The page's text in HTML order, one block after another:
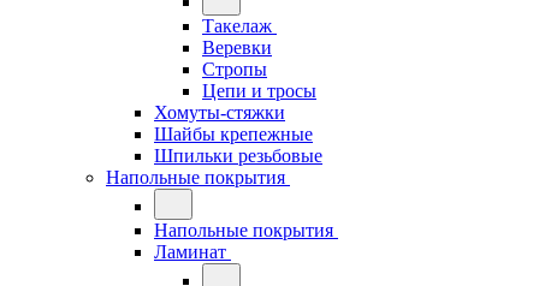
Такелаж
Веревки
Стропы
Цепи и тросы
Хомуты-стяжки
Шайбы крепежные
Шпильки резьбовые
Напольные покрытия
Напольные покрытия
Ламинат